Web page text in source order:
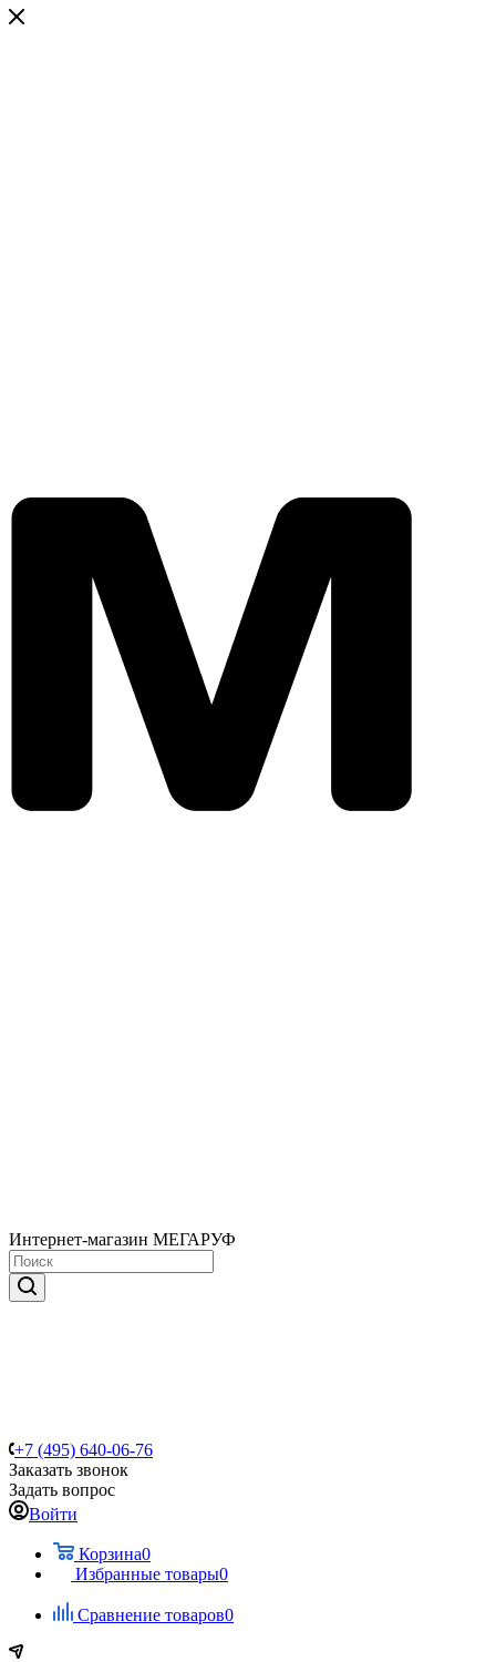
Интернет-магазин МЕГАРУФ
+7 (495) 640-06-76
Заказать звонок
Задать вопрос
Войти
Корзина0
Избранные товары0
Сравнение товаров0